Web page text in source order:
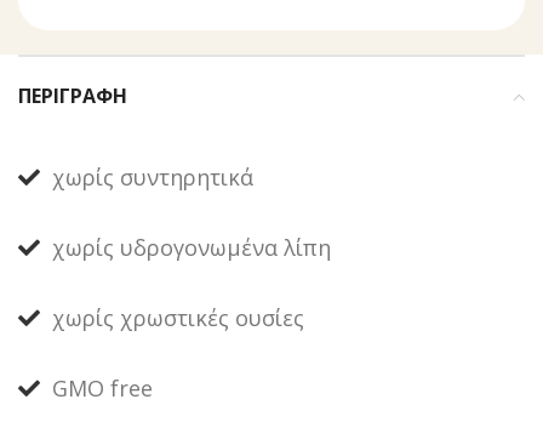
ΠΕΡΙΓΡΑΦΉ
χωρίς συντηρητικά
χωρίς υδρογονωμένα λίπη
χωρίς χρωστικές ουσίες
GMO free